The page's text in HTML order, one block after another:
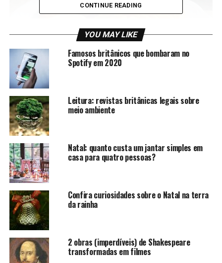
Pixabay
Tradicional na cultura do Reino Unido, o prato é
apreciado pelos britânicos desde o século 19. No século
20, a população passou a consumir muito essa receita,
segundo o site
Essa combinação traz peixe empanado e frito,
acompanhado de bastante batata frita. Capricha no
tempero e aproveite a sua refeição.
Bangers and Mash
CONTINUE READING
YOU MAY LIKE
Famosos britânicos que bombaram no
Spotify em 2020
Leitura: revistas britânicas legais sobre
meio ambiente
Natal: quanto custa um jantar simples em
casa para quatro pessoas?
Confira curiosidades sobre o Natal na terra
da rainha
2 obras (imperdíveis) de Shakespeare
transformadas em filmes